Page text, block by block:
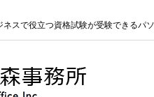
スで役立つ資格試験が受験できる